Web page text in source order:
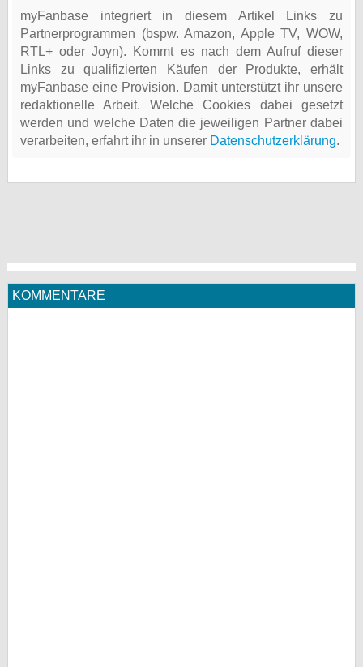
myFanbase integriert in diesem Artikel Links zu
Partnerprogrammen (bspw. Amazon, Apple TV, WOW,
RTL+ oder Joyn). Kommt es nach dem Aufruf dieser
Links zu qualifizierten Käufen der Produkte, erhält
myFanbase eine Provision. Damit unterstützt ihr unsere
redaktionelle Arbeit. Welche Cookies dabei gesetzt
werden und welche Daten die jeweiligen Partner dabei
verarbeiten, erfahrt ihr in unserer Datenschutzerklärung.
KOMMENTARE